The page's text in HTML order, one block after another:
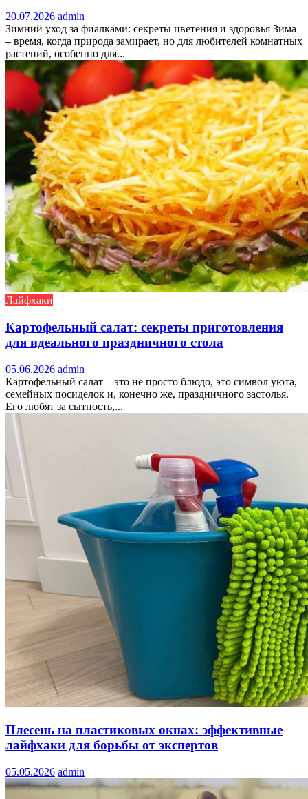
20.07.2026 admin
Зимний уход за фиалками: секреты цветения и здоровья Зима
– время, когда природа замирает, но для любителей комнатных
растений, особенно для...
Лайфхаки
Картофельный салат: секреты приготовления
для идеального праздничного стола
05.06.2026 admin
Картофельный салат – это не просто блюдо, это символ уюта,
семейных посиделок и, конечно же, праздничного застолья.
Его любят за сытность,...
Плесень на пластиковых окнах: эффективные
лайфхаки для борьбы от экспертов
05.05.2026 admin